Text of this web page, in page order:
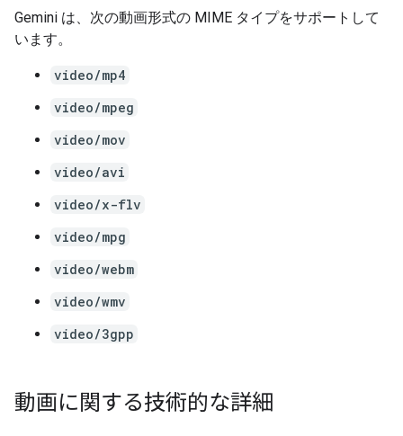
Gemini は、次の動画形式の MIME タイプをサポートして
います。
video/mp4
video/mpeg
video/mov
video/avi
video/x-flv
video/mpg
video/webm
video/wmv
video/3gpp
動画に関する技術的な詳細